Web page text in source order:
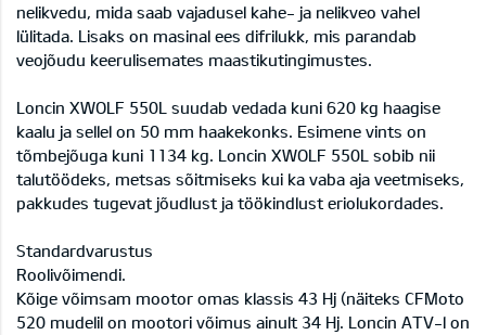
nelikvedu, mida saab vajadusel kahe- ja nelikveo vahel
lülitada. Lisaks on masinal ees difrilukk, mis parandab
veojõudu keerulisemates maastikutingimustes.
Loncin XWOLF 550L suudab vedada kuni 620 kg haagise
kaalu ja sellel on 50 mm haakekonks. Esimene vints on
tõmbejõuga kuni 1134 kg. Loncin XWOLF 550L sobib nii
talutöödeks, metsas sõitmiseks kui ka vaba aja veetmiseks,
pakkudes tugevat jõudlust ja töökindlust eriolukordades.
Standardvarustus
Roolivõimendi.
Kõige võimsam mootor omas klassis 43 Hj (näiteks CFMoto
520 mudelil on mootori võimus ainult 34 Hj. Loncin ATV-l on